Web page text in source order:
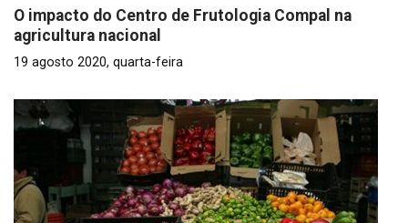
O impacto do Centro de Frutologia Compal na
agricultura nacional
19 agosto 2020, quarta-feira